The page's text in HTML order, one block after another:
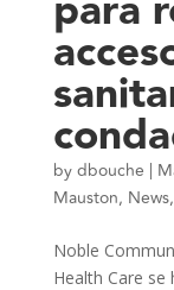
bydbouche |
Mauston, News,
Noble
Health Care